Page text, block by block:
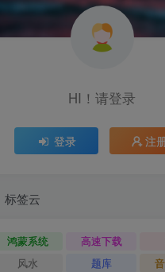
HI！请登录
登录 注
标签云
鸿蒙系统 高速下载
风水
题库